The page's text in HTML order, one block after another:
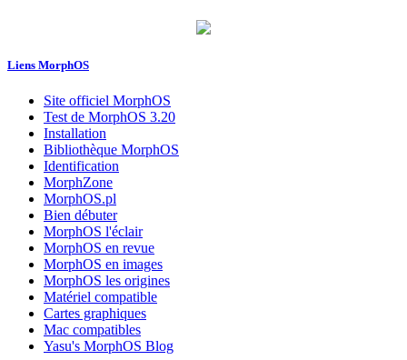
Liens MorphOS
Site officiel MorphOS
Test de MorphOS 3.20
Installation
Bibliothèque MorphOS
Identification
MorphZone
MorphOS.pl
Bien débuter
MorphOS l'éclair
MorphOS en revue
MorphOS en images
MorphOS les origines
Matériel compatible
Cartes graphiques
Mac compatibles
Yasu's MorphOS Blog